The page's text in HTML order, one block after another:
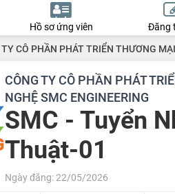
Hồ sơ ứng viên Đăng
CÔ PHẦN PHÁT TRIỂN THƯƠNG
CÔNG TY CÔ PHẦN PHÁT
NGHỆ SMC ENGINEERING
SMC - Tuyển
Thuật-01
Ngày đăng: 22/05/2026